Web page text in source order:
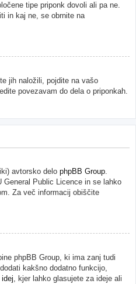
tipe priponk dovoli ali pa ne.
in kaj ne, se obrnite na
jih naložili, pojdite na vašo
povezavam do dela o priponkah.
avtorsko delo phpBB Group.
General Public Licence in se lahko
Za več informacij obiščite
phpBB Group, ki ima zanj tudi
kakšno dodatno funkcijo,
, kjer lahko glasujete za ideje ali